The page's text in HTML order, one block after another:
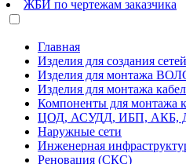
ЖБИ по чертежам заказчика
Главная
Изделия для создания
Изделия для монтажа
Изделия для монтажа
Компоненты для монтажа
ЦОД, АСУДД, ИБП, АКБ,
Наружные сети
Инженерная
Реновация (СКС)